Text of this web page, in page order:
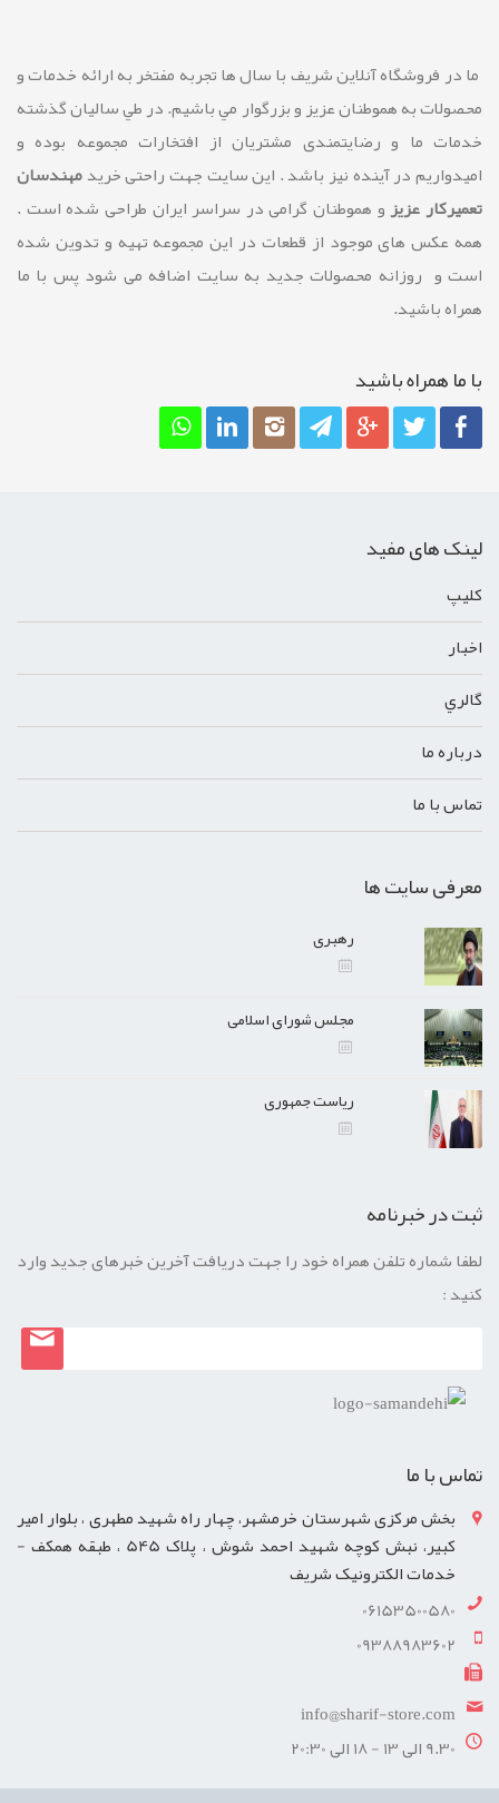
ما در فروشگاه آنلاین شريف با سال ها تجربه مفتخر به ارائه خدمات و
محصولات به هموطنان عزیز و بزرگوار مي باشيم. در طي ساليان گذشته
خدمات ما و رضايتمندی مشتريان از افتخارات مجموعه بوده و
امیدواریم در آینده نیز باشد . این سایت جهت راحتی خریدمهندسان
تعمیرکار عزیزو هموطنان گرامی در سراسر ایران طراحی شده است .
همه عکس های موجود از قطعات در این مجموعه تهیه و تدوین شده
است و روزانه محصولات جدید به سایت اضافه می شود پس با ما
همراه باشید.
با ما همراه باشيد
لینک های مفید
کليپ
اخبار
گالري
درباره ما
تماس با ما
معرفی سایت ها
رهبری
مجلس شورای اسلامی
ریاست جمهوری
ثبت در خبرنامه
لطفا شماره تلفن همراه خود را جهت دریافت آخرین خبرهای جدید وارد
کنید :
تماس با ما
بخش مرکزی شهرستان خرمشهر، چهار راه شهید مطهری ، بلوار امیر
کبیر، نبش کوچه شهید احمد شوش ، پلاک 545 ، طبقه همکف -
خدمات الکترونیک شریف
06153500580
09388983602
info@sharif-store.com
9.30 الی 13 - 18 الی 20:30